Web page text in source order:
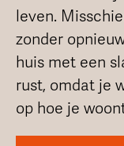
leven.
zonder
huis met een
rust, omdat je
op hoe je